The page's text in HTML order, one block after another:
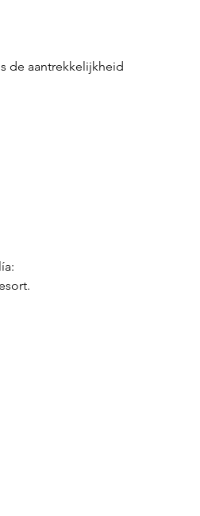
de aantrekkelijkheid